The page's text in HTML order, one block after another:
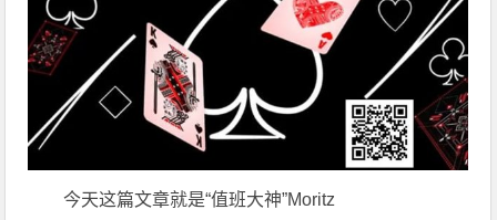
今天这篇文章就是“值班大神”Moritz